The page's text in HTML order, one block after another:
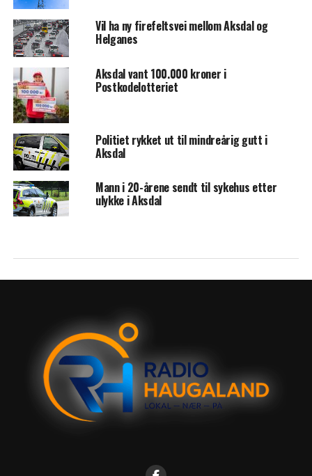
Vil ha ny firefeltsvei mellom Aksdal og
Helganes
Aksdal vant 100.000 kroner i
Postkodelotteriet
Politiet rykket ut til mindreårig gutt i
Aksdal
Mann i 20-årene sendt til sykehus etter
ulykke i Aksdal